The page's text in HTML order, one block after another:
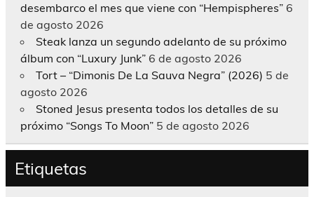
desembarco el mes que viene con “Hempispheres” 6
de agosto 2026
Steak lanza un segundo adelanto de su próximo
álbum con “Luxury Junk” 6 de agosto 2026
Tort – “Dimonis De La Sauva Negra” (2026) 5 de
agosto 2026
Stoned Jesus presenta todos los detalles de su
próximo “Songs To Moon” 5 de agosto 2026
Etiquetas